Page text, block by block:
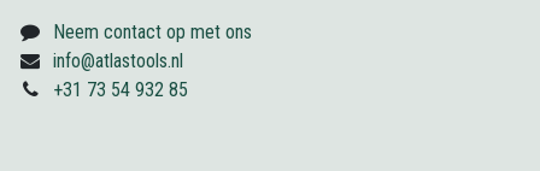
Neem contact op met ons
info@atlastools.nl
+31 73 54 932 85